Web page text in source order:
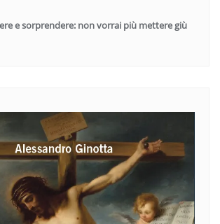
e sorprendere: non vorrai più mettere giù